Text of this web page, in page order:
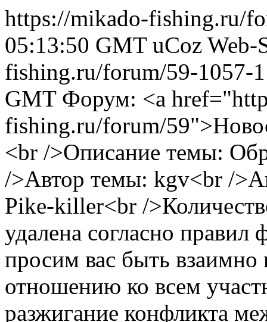
https://mikado-fishing.ru/
05:13:50 GMT uCoz Web-
fishing.ru/forum/59-1057-
GMT Форум: <a
fishing.ru/forum/
<br />Описание темы:
/>Автор темы: kgv<br /
Pike-killer<br /
удалена согласно
просим вас быть
отношению ко всем
разжигание конфликта